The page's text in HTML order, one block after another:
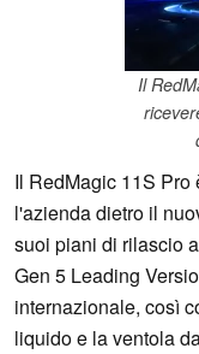
Il
Il RedMagic 11S Pro
l'azienda dietro il
suoi piani di rilascio
Gen 5 Leading
internazionale, così
liquido e la ventola